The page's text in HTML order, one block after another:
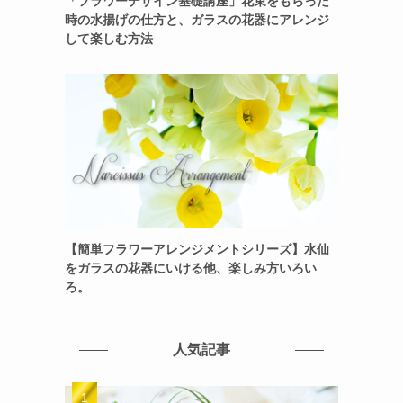
時の水揚げの仕方と、ガラスの花器にアレンジ
して楽しむ方法
【簡単フラワーアレンジメントシリーズ】水仙
をガラスの花器にいける他、楽しみ方いろい
ろ。
人気記事